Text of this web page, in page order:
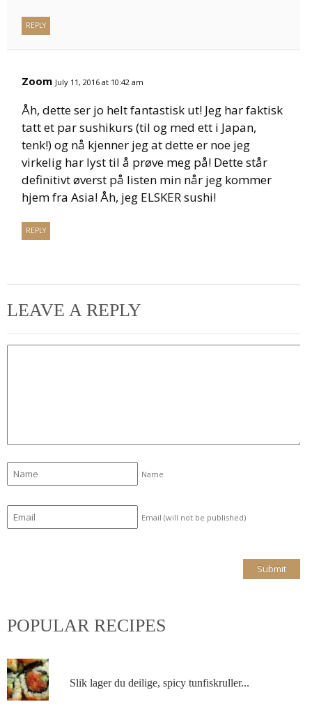
REPLY
Zoom July 11, 2016 at 10:42 am
Åh, dette ser jo helt fantastisk ut! Jeg har faktisk
tatt et par sushikurs (til og med ett i Japan,
tenk!) og nå kjenner jeg at dette er noe jeg
virkelig har lyst til å prøve meg på! Dette står
definitivt øverst på listen min når jeg kommer
hjem fra Asia! Åh, jeg ELSKER sushi!
REPLY
LEAVE A REPLY
Name
Email (will not be published)
POPULAR RECIPES
Slik lager du deilige, spicy tunfiskruller...